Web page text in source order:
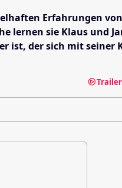
Erfahrungen
sie Klaus
der sich mit